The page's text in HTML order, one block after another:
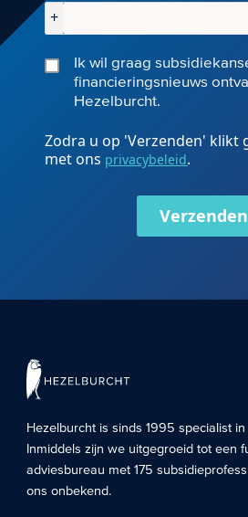
+
Ik wil graag
financieringsnieuws
Hezelburcht.
Zodra u op 'Verzenden' klikt
met ons privacybeleid.
Verzenden
Hezelburcht is sinds 1995 specialist
Inmiddels zijn we uitgegroeid tot een
adviesbureau met 175
ons onbekend.